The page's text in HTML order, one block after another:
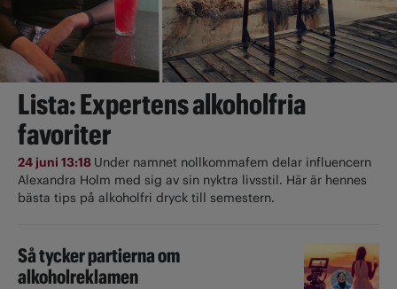
Lista: Expertens alkoholfria
favoriter
24 juni 13:18 Under namnet nollkommafem delar influencern
Alexandra Holm med sig av sin nyktra livsstil. Här är hennes
bästa tips på alkoholfri dryck till semestern.
Så tycker partierna om
alkoholreklamen